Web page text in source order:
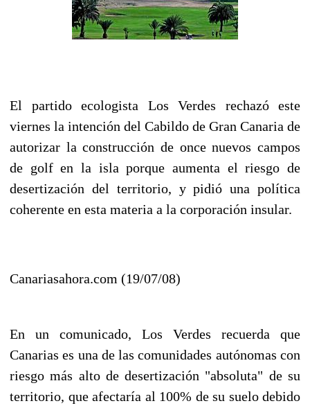
El partido ecologista Los Verdes rechazó este
viernes la intención del Cabildo de Gran Canaria de
autorizar la construcción de once nuevos campos
de golf en la isla porque aumenta el riesgo de
desertización del territorio, y pidió una política
coherente en esta materia a la corporación insular.
Canariasahora.com (19/07/08)
En un comunicado, Los Verdes recuerda que
Canarias es una de las comunidades autónomas con
riesgo más alto de desertización "absoluta" de su
territorio, que afectaría al 100% de su suelo debido